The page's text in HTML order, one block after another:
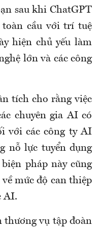
sau khi ChatGPT
cầu với trí tuệ
hiện chủ yếu làm
lớn và các công
tích cho rằng việc
chuyên gia AI có
với các công ty AI
nỗ lực tuyển dụng
pháp này cũng
mức độ can thiệp
AI.
thương vụ tập đoàn